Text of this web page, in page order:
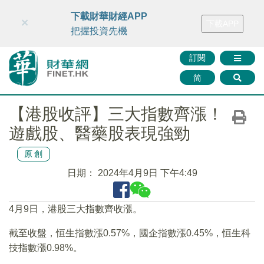
財華智庫網 FINTV FINMETA 財華證券 媒體矩陣
訂閱
简
×
下載財華財經APP
把握投資先機
【港股收評】三大指數齊漲！
遊戲股、醫藥股表現強勁
原創
日期： 2024年4月9日 下午4:49
4月9日，港股三大指數齊收漲。
截至收盤，恒生指數漲0.57%，國企指數漲0.45%，恒生科
技指數漲0.98%。